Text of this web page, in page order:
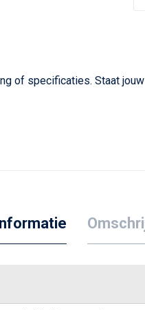
of specificaties. Staat